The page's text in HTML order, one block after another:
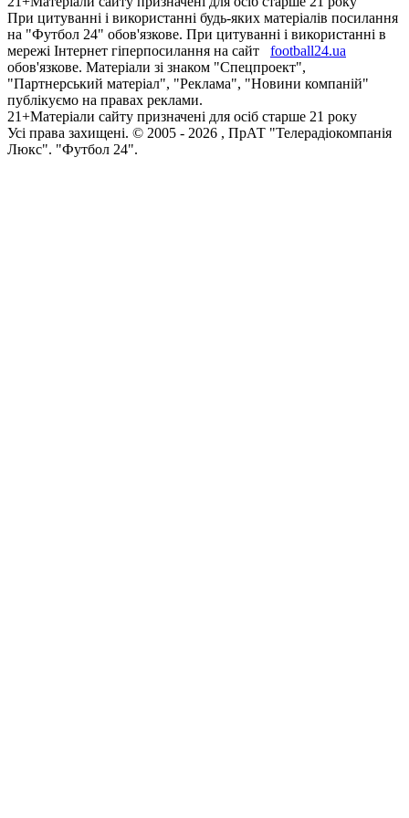
При цитуванні і використанні будь-яких матеріалів посилання
на "Футбол 24" обов'язкове. При цитуванні і використанні в
мережі Інтернет гіперпосилання на сайт
football24.ua
обов'язкове. Матеріали зі знаком "Спецпроект",
"Партнерський матеріал", "Реклама", "Новини компаній"
публікуємо на правах реклами.
21+Матеріали сайту призначені для осіб старше 21 року
Усi права захищенi. © 2005 - 2026 , ПрАТ "Телерадіокомпанія
Люкс". "Футбол 24".